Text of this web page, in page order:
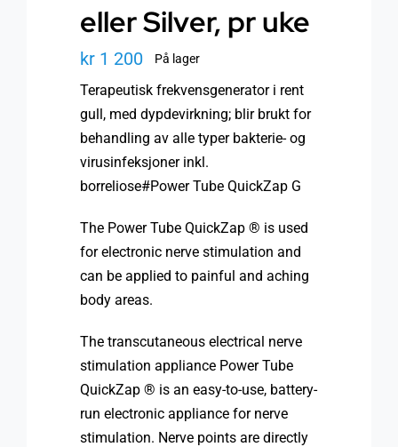
eller Silver, pr uke
kr 1 200 På lager
Terapeutisk frekvensgenerator i rent
gull, med dypdevirkning; blir brukt for
behandling av alle typer bakterie- og
virusinfeksjoner inkl.
borreliose#Power Tube QuickZap G
The Power Tube QuickZap ® is used
for electronic nerve stimulation and
can be applied to painful and aching
body areas.
The transcutaneous electrical nerve
stimulation appliance Power Tube
QuickZap ® is an easy-to-use, battery-
run electronic appliance for nerve
stimulation. Nerve points are directly